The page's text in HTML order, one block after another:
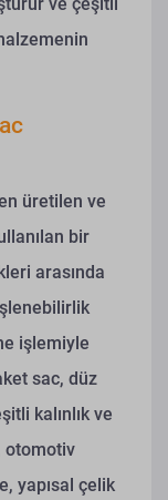
üretilen ve
bir
arasında
işlemiyle
sac, düz
kalınlık ve
otomotiv
yapısal çelik